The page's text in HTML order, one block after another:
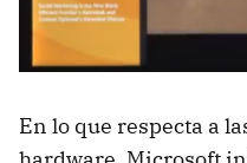
En lo que respecta a